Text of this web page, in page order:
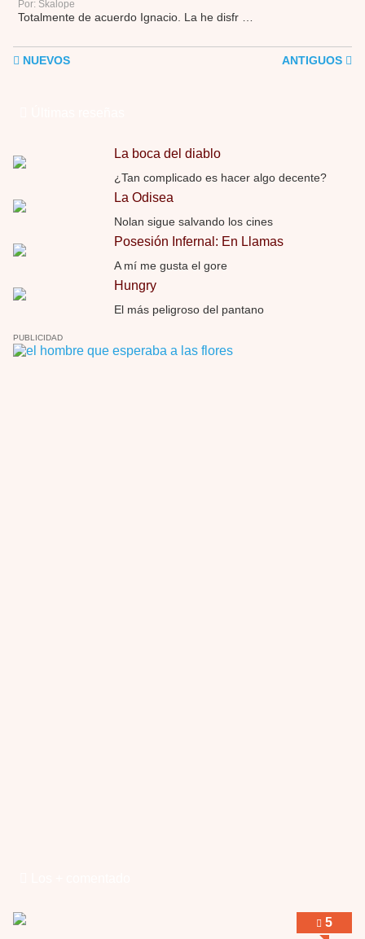
Por: Skalope
Totalmente de acuerdo Ignacio. La he disfr …
NUEVOS ANTIGUOS
La boca del diablo
¿Tan complicado es hacer algo decente?
La Odisea
Nolan sigue salvando los cines
Posesión Infernal: En Llamas
A mí me gusta el gore
Hungry
El más peligroso del pantano
PUBLICIDAD
5